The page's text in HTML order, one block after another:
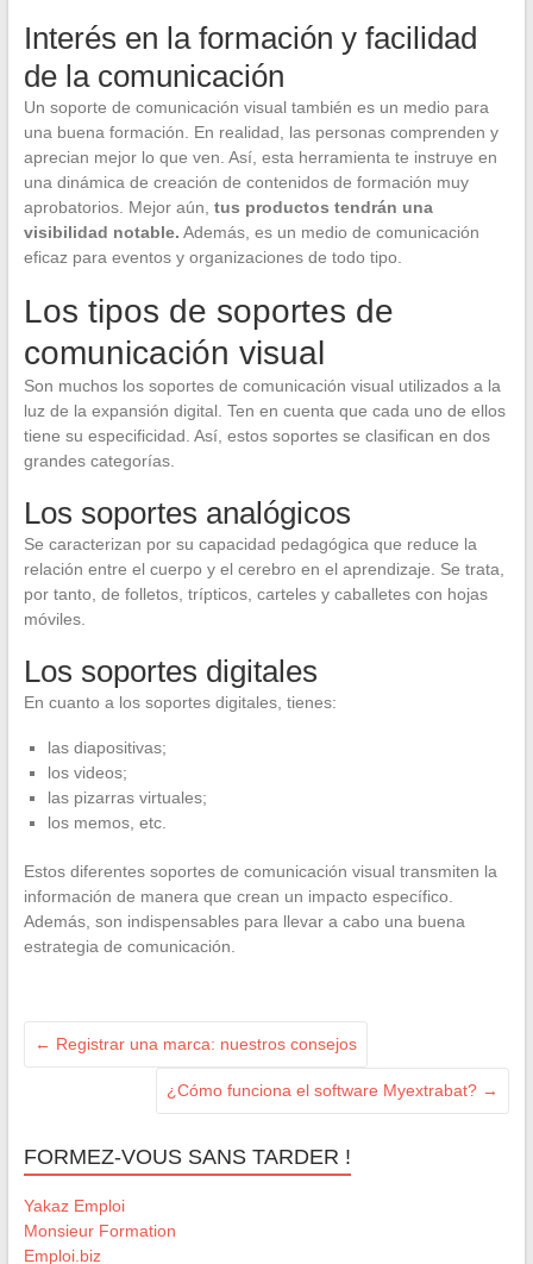
Interés en la formación y facilidad
de la comunicación
Un soporte de comunicación visual también es un medio para
una buena formación. En realidad, las personas comprenden y
aprecian mejor lo que ven. Así, esta herramienta te instruye en
una dinámica de creación de contenidos de formación muy
aprobatorios. Mejor aún, tus productos tendrán una
visibilidad notable. Además, es un medio de comunicación
eficaz para eventos y organizaciones de todo tipo.
Los tipos de soportes de
comunicación visual
Son muchos los soportes de comunicación visual utilizados a la
luz de la expansión digital. Ten en cuenta que cada uno de ellos
tiene su especificidad. Así, estos soportes se clasifican en dos
grandes categorías.
Los soportes analógicos
Se caracterizan por su capacidad pedagógica que reduce la
relación entre el cuerpo y el cerebro en el aprendizaje. Se trata,
por tanto, de folletos, trípticos, carteles y caballetes con hojas
móviles.
Los soportes digitales
En cuanto a los soportes digitales, tienes:
las diapositivas;
los videos;
las pizarras virtuales;
los memos, etc.
Estos diferentes soportes de comunicación visual transmiten la
información de manera que crean un impacto específico.
Además, son indispensables para llevar a cabo una buena
estrategia de comunicación.
← Registrar una marca: nuestros consejos
¿Cómo funciona el software Myextrabat? →
FORMEZ-VOUS SANS TARDER !
Yakaz Emploi
Monsieur Formation
Emploi.biz